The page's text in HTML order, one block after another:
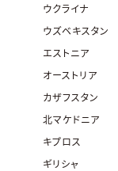
ウクライナ
ウズベキスタン
エストニア
オーストリア
カザフスタン
北マケドニア
キプロス
ギリシャ